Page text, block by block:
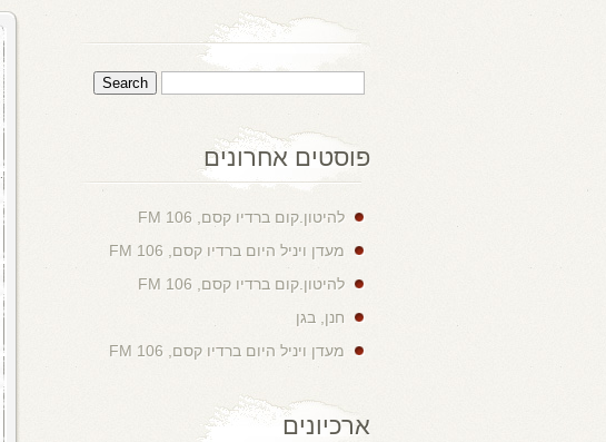
פוסטים אחרונים
להיטון.קום ברדיו קסם, 106 FM
מעדן ויניל היום ברדיו קסם, 106 FM
להיטון.קום ברדיו קסם, 106 FM
חנן, בגן
מעדן ויניל היום ברדיו קסם, 106 FM
ארכיונים